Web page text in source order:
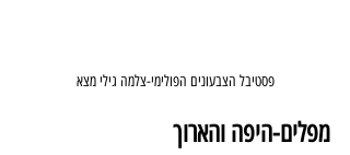
פסטיבל הצבעונים הפולימי-צלמה גילי מצא
מפלים-היפה והארוך